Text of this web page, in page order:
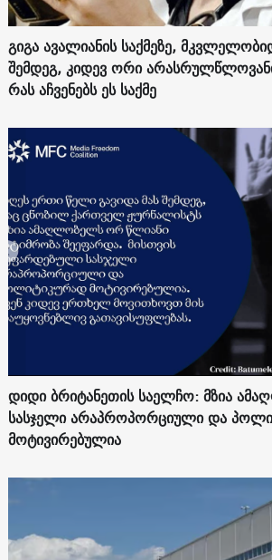
გიგა ავალიანის საქმეზე,
შემდეგ, კიდევ ორი
რას აჩვენებს ეს საქმე
დიდი ბრიტანეთის საელჩო: მზია
სასჯელი არაპროპორციული და
მოტივირებულია